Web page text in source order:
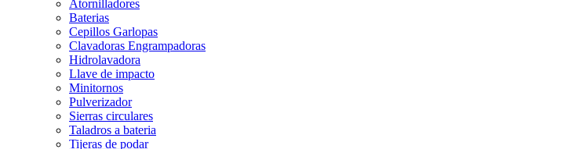
Atornilladores
Baterias
Cepillos Garlopas
Clavadoras Engrampadoras
Hidrolavadora
Llave de impacto
Minitornos
Pulverizador
Sierras circulares
Taladros a bateria
Tijeras de podar